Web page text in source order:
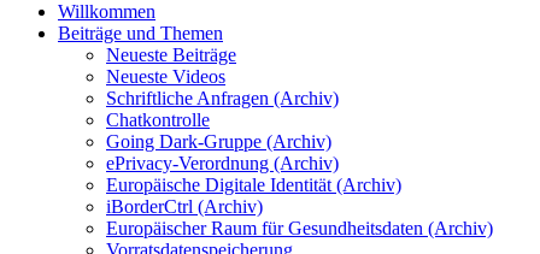
Willkommen
Beiträge und Themen
Neueste Beiträge
Neueste Videos
Schriftliche Anfragen (Archiv)
Chatkontrolle
Going Dark-Gruppe (Archiv)
ePrivacy-Verordnung (Archiv)
Europäische Digitale Identität (Archiv)
iBorderCtrl (Archiv)
Europäischer Raum für Gesundheitsdaten (Archiv)
Vorratsdatenspeicherung